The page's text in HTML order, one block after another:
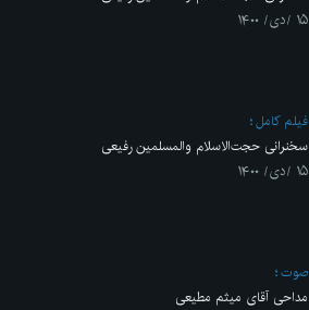
۱۵ /دی/ ۱۴۰۰
فیلم کامل
سخنرانی حجت‌الاسلام والمسلمین رفیعی
۱۵ /دی/ ۱۴۰۰
صوت
مداحی آقای میثم مطیعی